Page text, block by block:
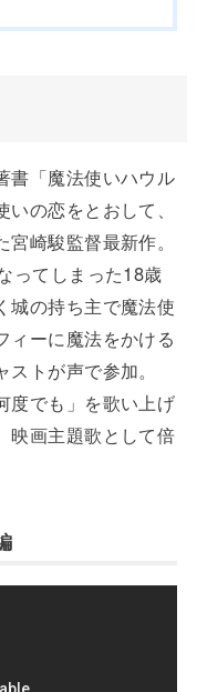
書「魔法使いハウル
の恋をとおして、
崎駿監督最新作。
ってしまった18歳
城の持ち主で魔法使
ィーに魔法をかける
トが声で参加。
度でも」を歌い上げ
映画主題歌として倍